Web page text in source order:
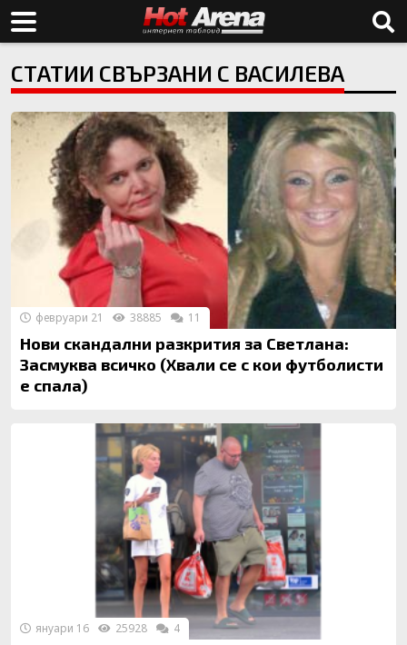
СТАТИИ СВЪРЗАНИ С ВАСИЛЕВА
Нови скандални разкрития за Светлана:
Засмуква всичко (Хвали се с кои футболисти
е спала)
февруари 21 38885 11
януари 16 25928 4